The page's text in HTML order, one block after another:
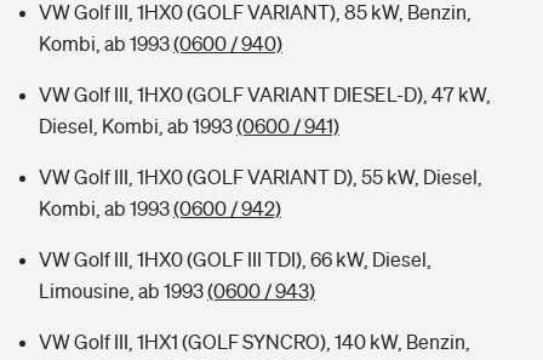
VW Golf III, 1HX0 (GOLF VARIANT), 85 kW, Benzin,
Kombi, ab 1993(0600 / 940)
VW Golf III, 1HX0 (GOLF VARIANT DIESEL-D), 47 kW,
Diesel, Kombi, ab 1993(0600 / 941)
VW Golf III, 1HX0 (GOLF VARIANT D), 55 kW, Diesel,
Kombi, ab 1993(0600 / 942)
VW Golf III, 1HX0 (GOLF III TDI), 66 kW, Diesel,
Limousine, ab 1993(0600 / 943)
VW Golf III, 1HX1 (GOLF SYNCRO), 140 kW, Benzin,